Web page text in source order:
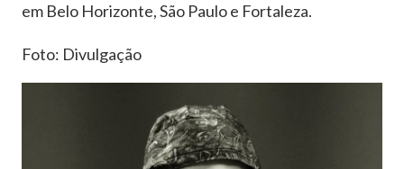
em Belo Horizonte, São Paulo e Fortaleza.
Foto: Divulgação